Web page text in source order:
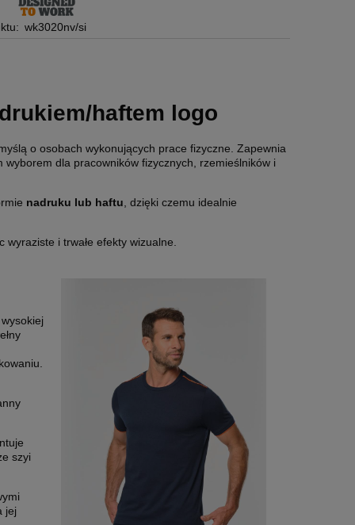
wk3020nv/si
haftem logo
o osobach wykonujących prace fizyczne. Zapewnia
dla pracowników fizycznych, rzemieślników i
nadruku lub haftu , dzięki czemu idealnie
i trwałe efekty wizualne.
szyi
jej